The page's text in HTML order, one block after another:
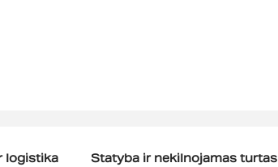
logistika Statyba ir nekilnojamas turtas